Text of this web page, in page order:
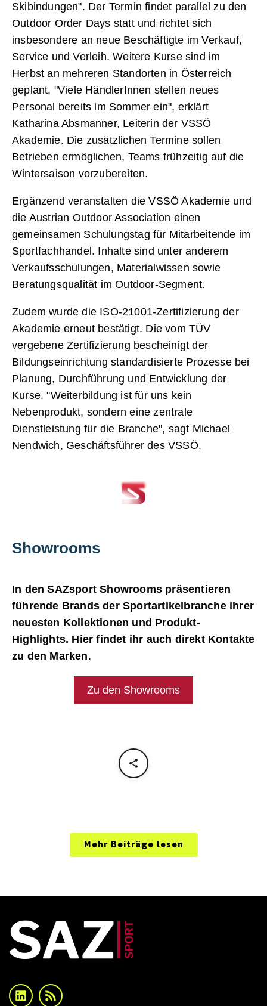
Skibindungen". Der Termin findet parallel zu den
Outdoor Order Days statt und richtet sich
insbesondere an neue Beschäftigte im Verkauf,
Service und Verleih. Weitere Kurse sind im
Herbst an mehreren Standorten in Österreich
geplant. "Viele HändlerInnen stellen neues
Personal bereits im Sommer ein", erklärt
Katharina Absmanner, Leiterin der VSSÖ
Akademie. Die zusätzlichen Termine sollen
Betrieben ermöglichen, Teams frühzeitig auf die
Wintersaison vorzubereiten.
Ergänzend veranstalten die VSSÖ Akademie und
die Austrian Outdoor Association einen
gemeinsamen Schulungstag für Mitarbeitende im
Sportfachhandel. Inhalte sind unter anderem
Verkaufsschulungen, Materialwissen sowie
Beratungsqualität im Outdoor-Segment.
Zudem wurde die ISO-21001-Zertifizierung der
Akademie erneut bestätigt. Die vom TÜV
vergebene Zertifizierung bescheinigt der
Bildungseinrichtung standardisierte Prozesse bei
Planung, Durchführung und Entwicklung der
Kurse. "Weiterbildung ist für uns kein
Nebenprodukt, sondern eine zentrale
Dienstleistung für die Branche", sagt Michael
Nendwich, Geschäftsführer des VSSÖ.
Showrooms
In den SAZsport Showrooms präsentieren
führende Brands der Sportartikelbranche ihrer
neuesten Kollektionen und Produkt-
Highlights. Hier findet ihr auch direkt Kontakte
zu den Marken.
Zu den Showrooms
Mehr Beiträge lesen